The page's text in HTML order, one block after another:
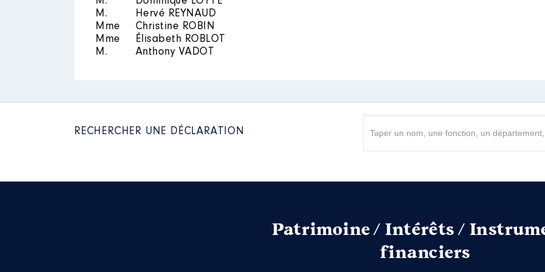
M.
Hervé REYNAUD
Mme
Christine ROBIN
Mme
Élisabeth ROBLOT
M.
Anthony VADOT
RECHERCHER UNE DÉCLARATION
Patrimoine / Intérêts /
financiers